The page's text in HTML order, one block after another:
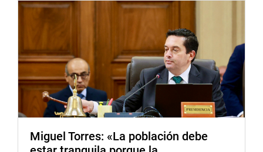
Ayudaría a las autoridades policiales y judiciales, a nivel
nacional e internacional, aportando información clave
para identificar a los culpables de manera indubitable y
así prevenir y solucionar crímenes.
La Comisión de Justicia también aprobó, por mayoría,
otro dictamen que recomienda nueve reformas a
diferentes artículos del Código Civil, entre ellas, por
ejemplo, agrega al artículo 363 que indica que “la mujer
cuando lo demuestre la prueba del ADN u otras pruebas
Miguel Torres: «La población debe